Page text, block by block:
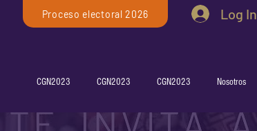
Proceso electoral 2026 Log In
CGN2023 CGN2023 CGN2023 Nosotros